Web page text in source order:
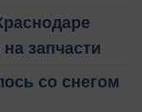
запчасти
со снегом